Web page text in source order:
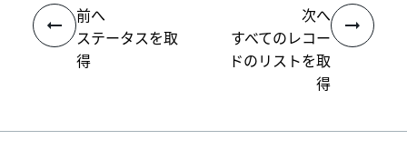
前へ
ステータスを取
得
次へ
すべてのレコー
ドのリストを取
得